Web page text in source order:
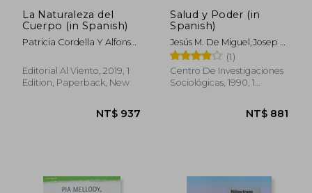
NT$ 663 NT$
La Naturaleza del
Cuerpo (in Spanish)
Patricia Cordella Y Alfonso
Editorial Al Viento, 2019, 1
Edition, Paperback, New
Salud y Poder (in
Spanish)
Jesús M. De Miguel,Josep A.
Rodríguez Díaz
(1)
Centro De Investigaciones
Sociológicas, 1990, 1